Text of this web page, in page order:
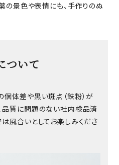
の景色や表情にも、手作りのぬ
ついて
体差や黒い斑点（鉄粉）が
品質に問題のない社内検品済
風合いとしてお楽しみくださ